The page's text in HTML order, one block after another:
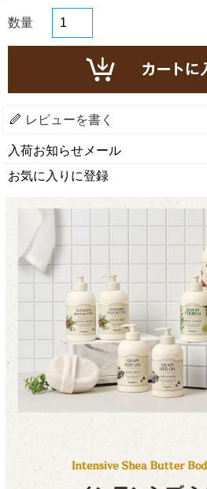
数量
レビューを書く
入荷お知らせメール
お気に入りに登録